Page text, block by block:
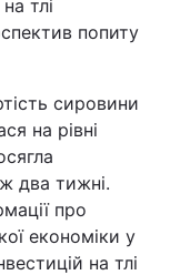
тлі
попиту
сировини
на рівні
два тижні.
про
економіки у
на тлі